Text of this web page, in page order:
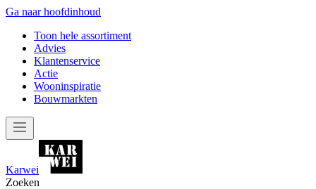
Ga naar hoofdinhoud
Toon hele assortiment
Advies
Klantenservice
Actie
Wooninspiratie
Bouwmarkten
Karwei
Zoeken